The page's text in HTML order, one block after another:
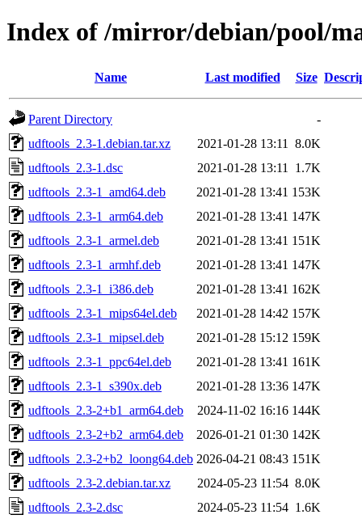
Index of /mirror/debian/pool/
Name Last modified Size
Parent Directory
-
udftools_2.3-1.debian.tar.xz
2021-01-28 13:11
8.0K
udftools_2.3-1.dsc
2021-01-28 13:11
1.7K
udftools_2.3-1_amd64.deb
2021-01-28 13:41 153K
udftools_2.3-1_arm64.deb
2021-01-28 13:41 147K
udftools_2.3-1_armel.deb
2021-01-28 13:41 151K
udftools_2.3-1_armhf.deb
2021-01-28 13:41 147K
udftools_2.3-1_i386.deb
2021-01-28 13:41 162K
udftools_2.3-1_mips64el.deb
2021-01-28 14:42 157K
udftools_2.3-1_mipsel.deb
2021-01-28 15:12 159K
udftools_2.3-1_ppc64el.deb
2021-01-28 13:41 161K
udftools_2.3-1_s390x.deb
2021-01-28 13:36 147K
udftools_2.3-2+b1_arm64.deb
2024-11-02 16:16 144K
udftools_2.3-2+b2_arm64.deb
2026-01-21 01:30 142K
udftools_2.3-2+b2_loong64.deb 2026-04-21 08:43 151K
udftools_2.3-2.debian.tar.xz
2024-05-23 11:54 8.0K
udftools_2.3-2.dsc
2024-05-23 11:54 1.6K